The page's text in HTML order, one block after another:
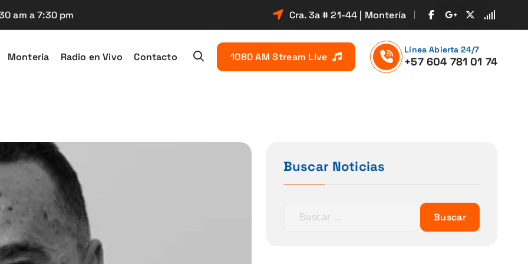
am a 7:30 pm Cra. 3a # 21-44 | Montería
Monteria Radio en Vivo Contacto 1080 AM Stream Live
Línea Abierta 24/7
+57 604 781 01 74
Buscar Noticias